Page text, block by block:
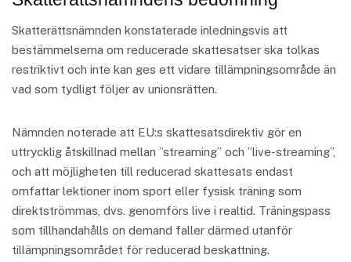
Skatterättsnämnden konstaterade inledningsvis att
bestämmelserna om reducerade skattesatser ska tolkas
restriktivt och inte kan ges ett vidare tillämpningsområde än
vad som tydligt följer av unionsrätten.
Nämnden noterade att EU:s skattesatsdirektiv gör en
uttrycklig åtskillnad mellan ”streaming” och ”live-streaming”,
och att möjligheten till reducerad skattesats endast
omfattar lektioner inom sport eller fysisk träning som
direktströmmas, dvs. genomförs live i realtid. Träningspass
som tillhandahålls on demand faller därmed utanför
tillämpningsområdet för reducerad beskattning.